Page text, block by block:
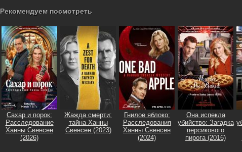
Рекомендуем посмотреть
Сахар и порок:
Расследование
Ханны Свенсен
(2026)
Жажда смерти:
тайна Ханны
Свенсен (2023)
Гнилое яблоко:
Расследования
Ханны Свенсен
(2024)
Она испекла
убийство: Загадка
персикового
пирога (2016)